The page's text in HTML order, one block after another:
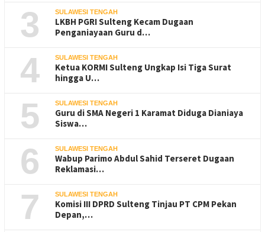
3 SULAWESI TENGAH
LKBH PGRI Sulteng Kecam Dugaan
Penganiayaan Guru d…
4 SULAWESI TENGAH
Ketua KORMI Sulteng Ungkap Isi Tiga Surat
hingga U…
5 SULAWESI TENGAH
Guru di SMA Negeri 1 Karamat Diduga Dianiaya
Siswa…
6 SULAWESI TENGAH
Wabup Parimo Abdul Sahid Terseret Dugaan
Reklamasi…
7 SULAWESI TENGAH
Komisi III DPRD Sulteng Tinjau PT CPM Pekan
Depan,…